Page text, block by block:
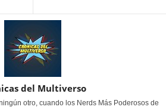
del Multiverso
otro, cuando los Nerds Más Poderosos de